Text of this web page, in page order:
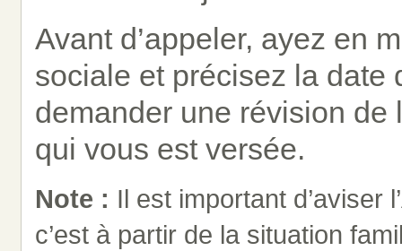
Avant d’appeler, ayez en
sociale et précisez la date
demander une révision de
qui vous est versée.
Note : Il est important d’aviser
c’est à partir de la situation